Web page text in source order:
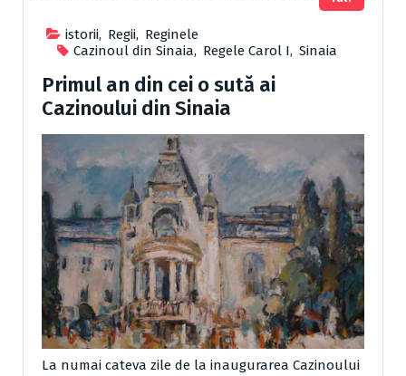
istorii, Regii, Reginele
Cazinoul din Sinaia, Regele Carol I, Sinaia
Primul an din cei o sută ai
Cazinoului din Sinaia
La numai cateva zile de la inaugurarea Cazinoului